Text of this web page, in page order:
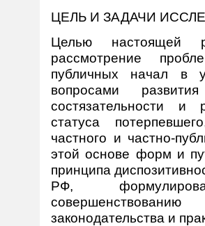
ЦЕЛЬ И ЗАДАЧИ
Целью настоящей
рассмотрение
публичных начал в
вопросами
состязательности и
статуса
частного и частно-
этой основе форм и
принципа
РФ,
законодательства и